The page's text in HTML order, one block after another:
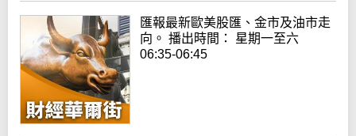
匯報最新歐美股匯、金市及油市走
向。 播出時間： 星期一至六
06:35-06:45